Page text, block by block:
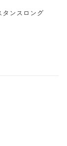
タンスロング